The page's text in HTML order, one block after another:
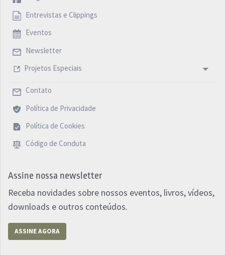
Entrevistas e Clippings
Eventos
Newsletter
Projetos Especiais
Contato
Política de Privacidade
Política de Cookies
Código de Conduta
Assine nossa newsletter
Receba novidades sobre nossos eventos, livros, vídeos,
downloads e outros conteúdos.
ASSINE AGORA